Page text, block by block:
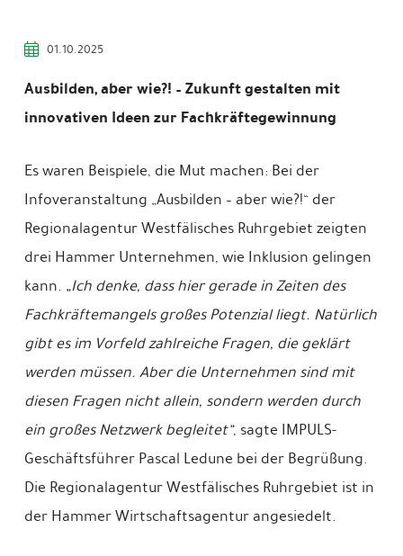
01.10.2025
Ausbilden, aber wie?! – Zukunft gestalten mit
innovativen Ideen zur Fachkräftegewinnung
Es waren Beispiele, die Mut machen: Bei der
Infoveranstaltung „Ausbilden – aber wie?!“ der
Regionalagentur Westfälisches Ruhrgebiet zeigten
drei Hammer Unternehmen, wie Inklusion gelingen
kann. „Ich denke, dass hier gerade in Zeiten des
Fachkräftemangels großes Potenzial liegt. Natürlich
gibt es im Vorfeld zahlreiche Fragen, die geklärt
werden müssen. Aber die Unternehmen sind mit
diesen Fragen nicht allein, sondern werden durch
ein großes Netzwerk begleitet“, sagte IMPULS-
Geschäftsführer Pascal Ledune bei der Begrüßung.
Die Regionalagentur Westfälisches Ruhrgebiet ist in
der Hammer Wirtschaftsagentur angesiedelt.